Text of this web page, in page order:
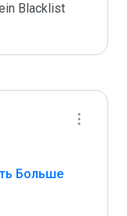
Blacklist
Больше